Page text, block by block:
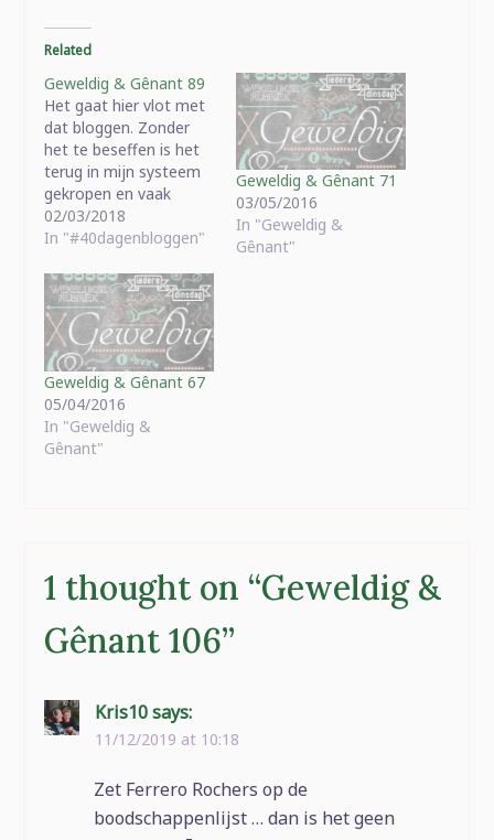
Related
Geweldig & Gênant 89
Het gaat hier vlot met
dat bloggen. Zonder
het te beseffen is het
terug in mijn systeem
gekropen en vaak
bedenk ik overdag al
"ah, vanavond kan ik
eens babbelen", in
plaats van "als ik nog
eens blog kan ik het
misschien eens hebben
over...". Heerlijk vind ik…
02/03/2018
In "#40dagenbloggen"
Geweldig & Gênant 71
03/05/2016
In "Geweldig &
Gênant"
Geweldig & Gênant 67
05/04/2016
In "Geweldig &
Gênant"
1 thought on “Geweldig &
Gênant 106”
Kris10 says:
11/12/2019 at 10:18
Zet Ferrero Rochers op de
boodschappenlijst … dan is het geen